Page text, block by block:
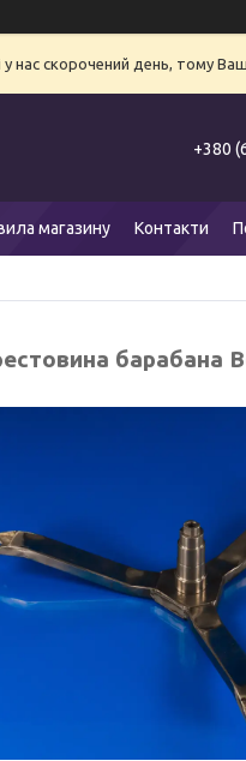
у нас скорочений день, тому
+380
магазину Контакти
барабана